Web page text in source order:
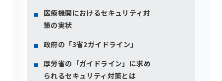
医療機関におけるセキュリティ対
策の実状
政府の「3省2ガイドライン」
厚労省の「ガイドライン」に求め
られるセキュリティ対策とは